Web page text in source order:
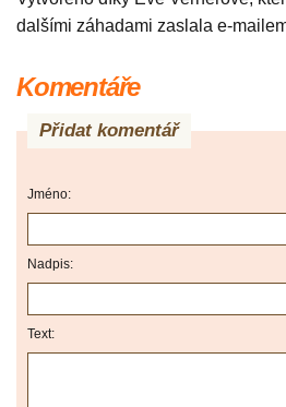
dalšími záhadami zaslala e-
Komentáře
Přidat komentář
Jméno:
Nadpis:
Text: